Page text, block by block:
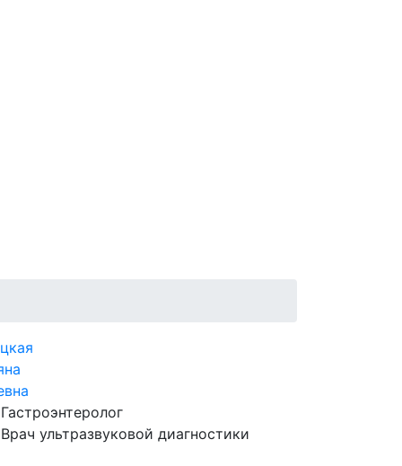
Гастроэнтеролог
Врач ультразвуковой диагностики